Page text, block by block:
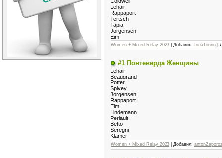
Lehair
Rappaport
Tertsch
Tapia
Jorgensen
Eim
Women + Mixed Relay 2023 | Добавил: IrinaTorino |
#1 Понтеверда Женщины
Lehair
Beaugrand
Potter
Spivey
Jorgensen
Rappaport
Eim
Lindemann
Periault
Betto
Seregni
Klamer
Women + Mixed Relay 2023 | Добавил: